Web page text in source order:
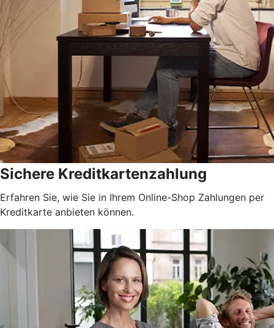
Sichere Kreditkartenzahlung
Erfahren Sie, wie Sie in Ihrem Online-Shop Zahlungen per
Kreditkarte anbieten können.